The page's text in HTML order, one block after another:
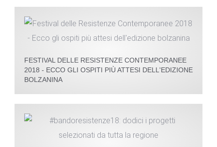
FESTIVAL DELLE RESISTENZE CONTEMPORANEE
2018 - ECCO GLI OSPITI PIÙ ATTESI DELL'EDIZIONE
BOLZANINA